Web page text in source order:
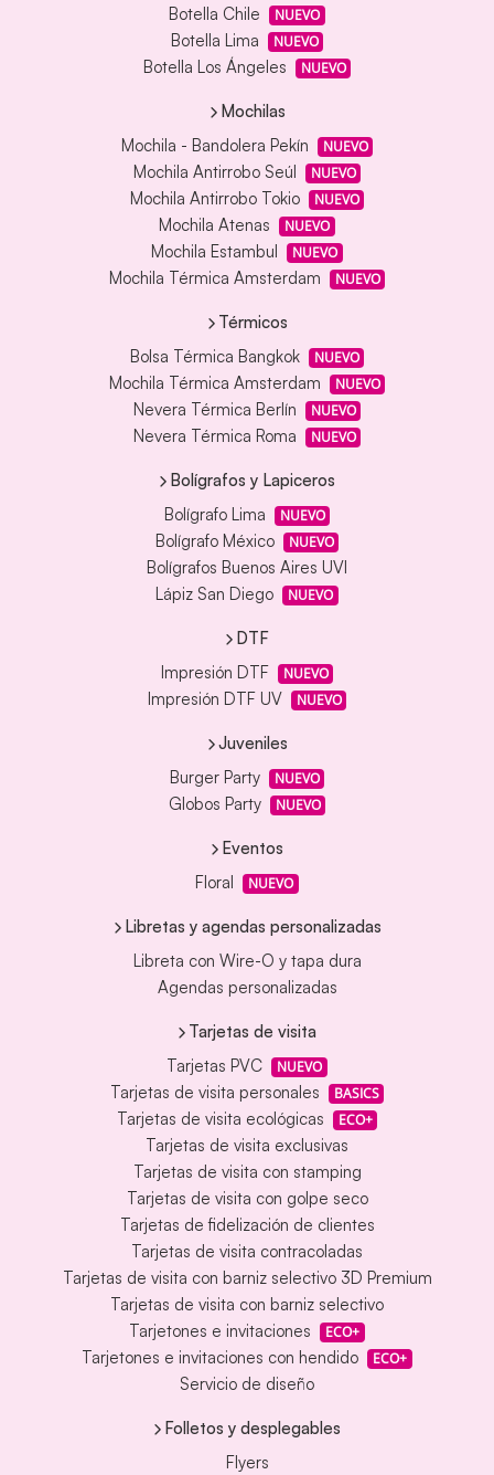
Botella Chile
NUEVO
Botella Lima NUEVO
Botella Los Ángeles NUEVO
Mochilas
Mochila - Bandolera Pekín
NUEVO
Mochila Antirrobo Seúl NUEVO
Mochila Antirrobo Tokio NUEVO
Mochila Atenas NUEVO
Mochila Estambul NUEVO
Mochila Térmica Amsterdam NUEVO
Térmicos
Bolsa Térmica Bangkok
NUEVO
Mochila Térmica Amsterdam NUEVO
Nevera Térmica Berlín NUEVO
Nevera Térmica Roma NUEVO
Bolígrafos y Lapiceros
Bolígrafo Lima
NUEVO
Bolígrafo México NUEVO
Bolígrafos Buenos Aires UVI
Lápiz San Diego
NUEVO
DTF
Impresión DTF
NUEVO
Impresión DTF UV NUEVO
Juveniles
Burger Party
NUEVO
Globos Party NUEVO
Eventos
Floral
NUEVO
Libretas y agendas personalizadas
Libreta con Wire-O y tapa dura
Agendas personalizadas
Tarjetas de visita
Tarjetas PVC
NUEVO
Tarjetas de visita personales BASICS
Tarjetas de visita ecológicas ECO+
Tarjetas de visita exclusivas
Tarjetas de visita con stamping
Tarjetas de visita con golpe seco
Tarjetas de fidelización de clientes
Tarjetas de visita contracoladas
Tarjetas de visita con barniz selectivo 3D Premium
Tarjetas de visita con barniz selectivo
Tarjetones e invitaciones
ECO+
Tarjetones e invitaciones con hendido ECO+
Servicio de diseño
Folletos y desplegables
Flyers